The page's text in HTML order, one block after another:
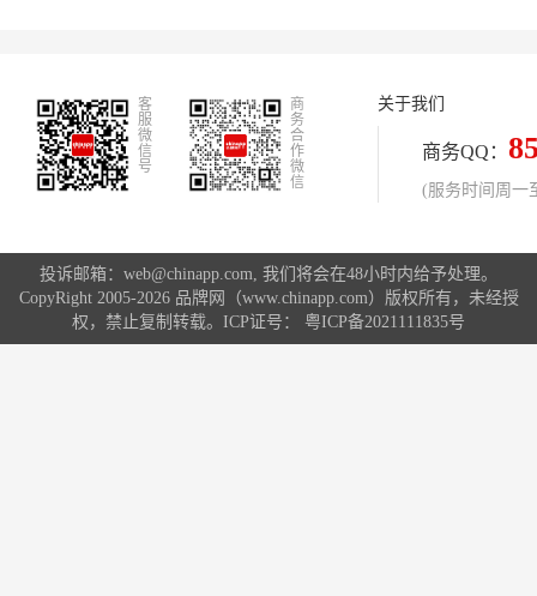
客
服
微
信
号
商
务
合
作
微
信
关于我们
商务QQ：
(服务时间周一
投诉邮箱：web@chinapp.com, 我们将会在48小时内给予处理。
CopyRight 2005-2026 品牌网（www.chinapp.com）版权所有，未经授
权，禁止复制转载。ICP证号： 粤ICP备2021111835号